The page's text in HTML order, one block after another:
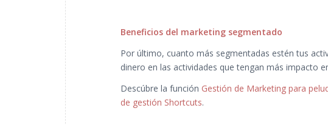
Beneficios del marketing segmentado
Por último, cuanto más segmentadas estén tus
dinero en las actividades que tengan más impacto
Descúbre la función Gestión de Marketing para
de gestión Shortcuts.